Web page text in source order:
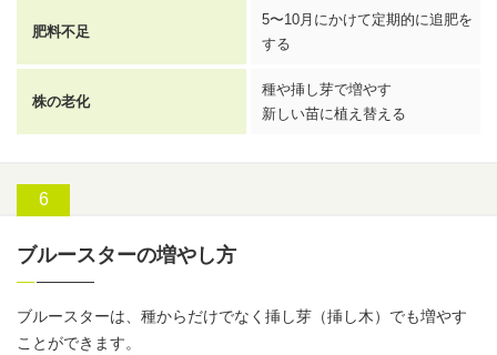
肥料不足
5〜10月にかけて定期的に追肥を
する
株の老化
種や挿し芽で増やす
新しい苗に植え替える
ブルースターの増やし方
ブルースターは、種からだけでなく挿し芽（挿し木）でも増やす
ことができます。